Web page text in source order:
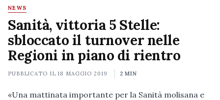
NEWS
Sanità, vittoria 5 Stelle:
sbloccato il turnover nelle
Regioni in piano di rientro
PUBBLICATO IL18 MAGGIO 2019 2 MIN
«Una mattinata importante per la Sanità molisana e